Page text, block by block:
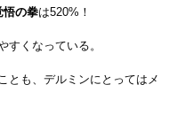
悟の拳は520%！
すくなっている。
とも、デルミンにとってはメ